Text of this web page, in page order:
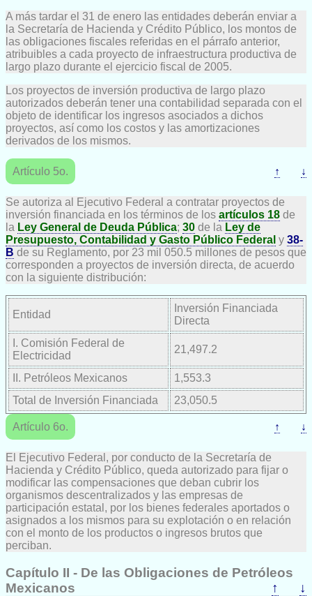
A más tardar el 31 de enero las entidades deberán enviar a
la Secretaría de Hacienda y Crédito Público, los montos de
las obligaciones fiscales referidas en el párrafo anterior,
atribuibles a cada proyecto de infraestructura productiva de
largo plazo durante el ejercicio fiscal de 2005.
Los proyectos de inversión productiva de largo plazo
autorizados deberán tener una contabilidad separada con el
objeto de identificar los ingresos asociados a dichos
proyectos, así como los costos y las amortizaciones
derivados de los mismos.
Artículo 5o. ↑ ↓
Se autoriza al Ejecutivo Federal a contratar proyectos de
inversión financiada en los términos de los artículos 18 de
la Ley General de Deuda Pública; 30 de la Ley de
Presupuesto, Contabilidad y Gasto Público Federal y 38-
B de su Reglamento, por 23 mil 050.5 millones de pesos que
corresponden a proyectos de inversión directa, de acuerdo
con la siguiente distribución:
Entidad
Inversión Financiada
Directa
I. Comisión Federal de
Electricidad
21,497.2
II. Petróleos Mexicanos
1,553.3
Total de Inversión Financiada
23,050.5
Artículo 6o. ↑ ↓
El Ejecutivo Federal, por conducto de la Secretaría de
Hacienda y Crédito Público, queda autorizado para fijar o
modificar las compensaciones que deban cubrir los
organismos descentralizados y las empresas de
participación estatal, por los bienes federales aportados o
asignados a los mismos para su explotación o en relación
con el monto de los productos o ingresos brutos que
perciban.
Capítulo II - De las Obligaciones de Petróleos
Mexicanos
↑ ↓